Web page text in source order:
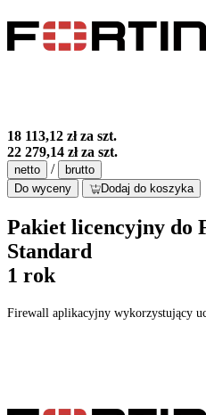
18 113,12 złza szt.
22 279,14 złza szt.
netto /
brutto
Do wyceny
Dodaj do koszyka
Pakiet licencyjny do
Standard
1 rok
Firewall aplikacyjny wykorzystujący